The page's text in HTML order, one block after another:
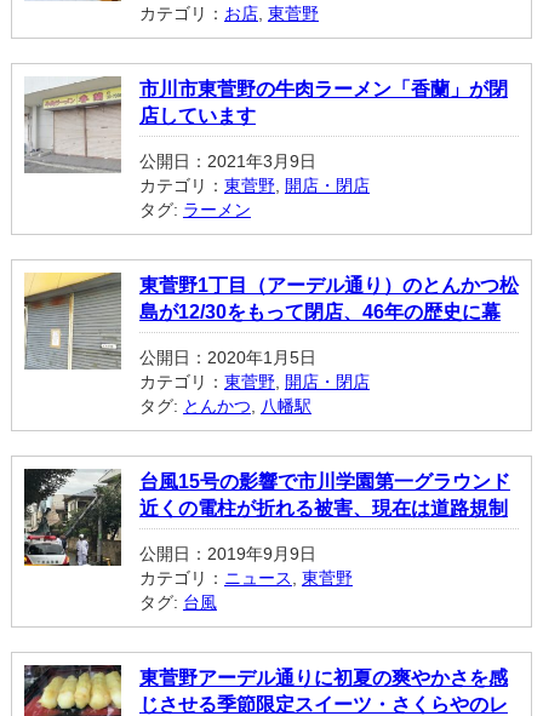
カテゴリ： お店, 東菅野
市川市東菅野の牛肉ラーメン「香蘭」が閉
店しています
公開日：2021年3月9日
カテゴリ： 東菅野, 開店・閉店
タグ: ラーメン
東菅野1丁目（アーデル通り）のとんかつ松
島が12/30をもって閉店、46年の歴史に幕
公開日：2020年1月5日
カテゴリ： 東菅野, 開店・閉店
タグ: とんかつ 八幡駅
台風15号の影響で市川学園第一グラウンド
近くの電柱が折れる被害、現在は道路規制
公開日：2019年9月9日
カテゴリ： ニュース
東菅野
タグ: 台風
東菅野アーデル通りに初夏の爽やかさを感
じさせる季節限定スイーツ・さくらやのレ